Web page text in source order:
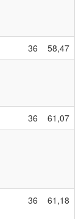
36
58,47
36
61,07
36 61,18